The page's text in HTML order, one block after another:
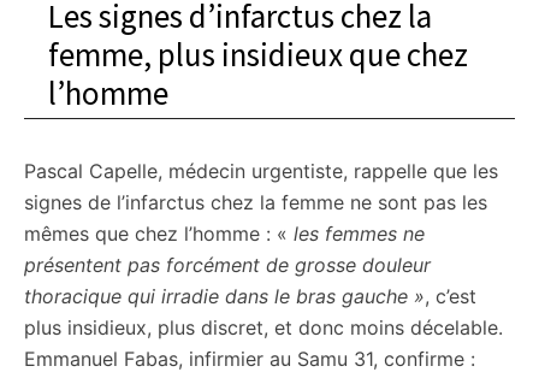
Les signes d’infarctus chez la
femme, plus insidieux que chez
l’homme
Pascal Capelle, médecin urgentiste, rappelle que les
signes de l’infarctus chez la femme ne sont pas les
mêmes que chez l’homme : « les femmes ne
présentent pas forcément de grosse douleur
thoracique qui irradie dans le bras gauche », c’est
plus insidieux, plus discret, et donc moins décelable.
Emmanuel Fabas, infirmier au Samu 31, confirme :